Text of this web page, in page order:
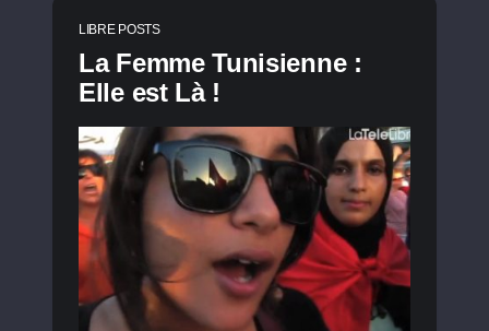
LIBRE POSTS
La Femme Tunisienne :
Elle est Là !